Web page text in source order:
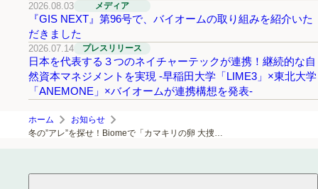
2026.08.03 メディア
『GIS NEXT』第96号で、バイオームの取り組みを紹介いた
だきました
2026.07.14 プレスリリース
日本を代表する３つのネイチャーテックが連携！継続的な自
然資本マネジメントを実現 -早稲田大学「LIME3」×東北大学
「ANEMONE」×バイオームが連携構想を発表-
ホーム
お知らせ